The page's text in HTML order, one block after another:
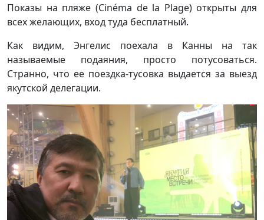
Показы на пляже (Cinéma de la Plage) открыты для
всех желающих, вход туда бесплатный.
Как видим, Энгелис поехала в Канны на так
называемые подаяния, просто потусоваться.
Странно, что ее поездка-тусовка выдается за выезд
якутской делегации.